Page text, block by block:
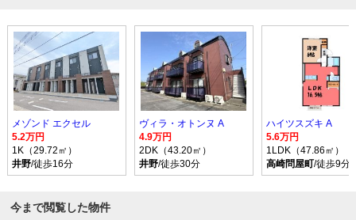
メゾンド エクセル
5.2万円
1K（29.72㎡）
井野/徒歩16分
ヴィラ・オトンヌ A
4.9万円
2DK（43.20㎡）
井野/徒歩30分
ハイツスズキ A
5.6万円
1LDK（47.86㎡）
高崎問屋町/徒歩9分
今まで閲覧した物件